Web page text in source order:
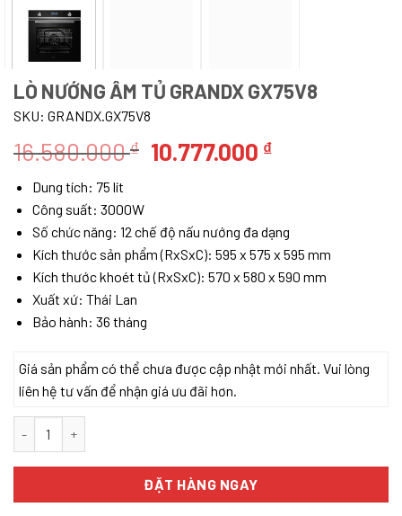
LÒ NƯỚNG ÂM TỦ GRANDX GX75V8
SKU: GRANDX.GX75V8
16.580.000₫ Giá
16.580.000 ₫.
10.777.000 ₫Giá
là:
10.777.000 ₫.
Dung tích: 75 lít
Công suất: 3000W
Số chức năng: 12 chế độ nấu nướng đa dạng
Kích thước sản phẩm (RxSxC): 595 x 575 x 595 mm
Kích thước khoét tủ (RxSxC): 570 x 580 x 590 mm
Xuất xứ: Thái Lan
Bảo hành: 36 tháng
Giá sản phẩm có thể chưa được cập nhật mới nhất. Vui lòng
liên hệ tư vấn để nhận giá ưu đãi hơn.
ĐẶT HÀNG NGAY